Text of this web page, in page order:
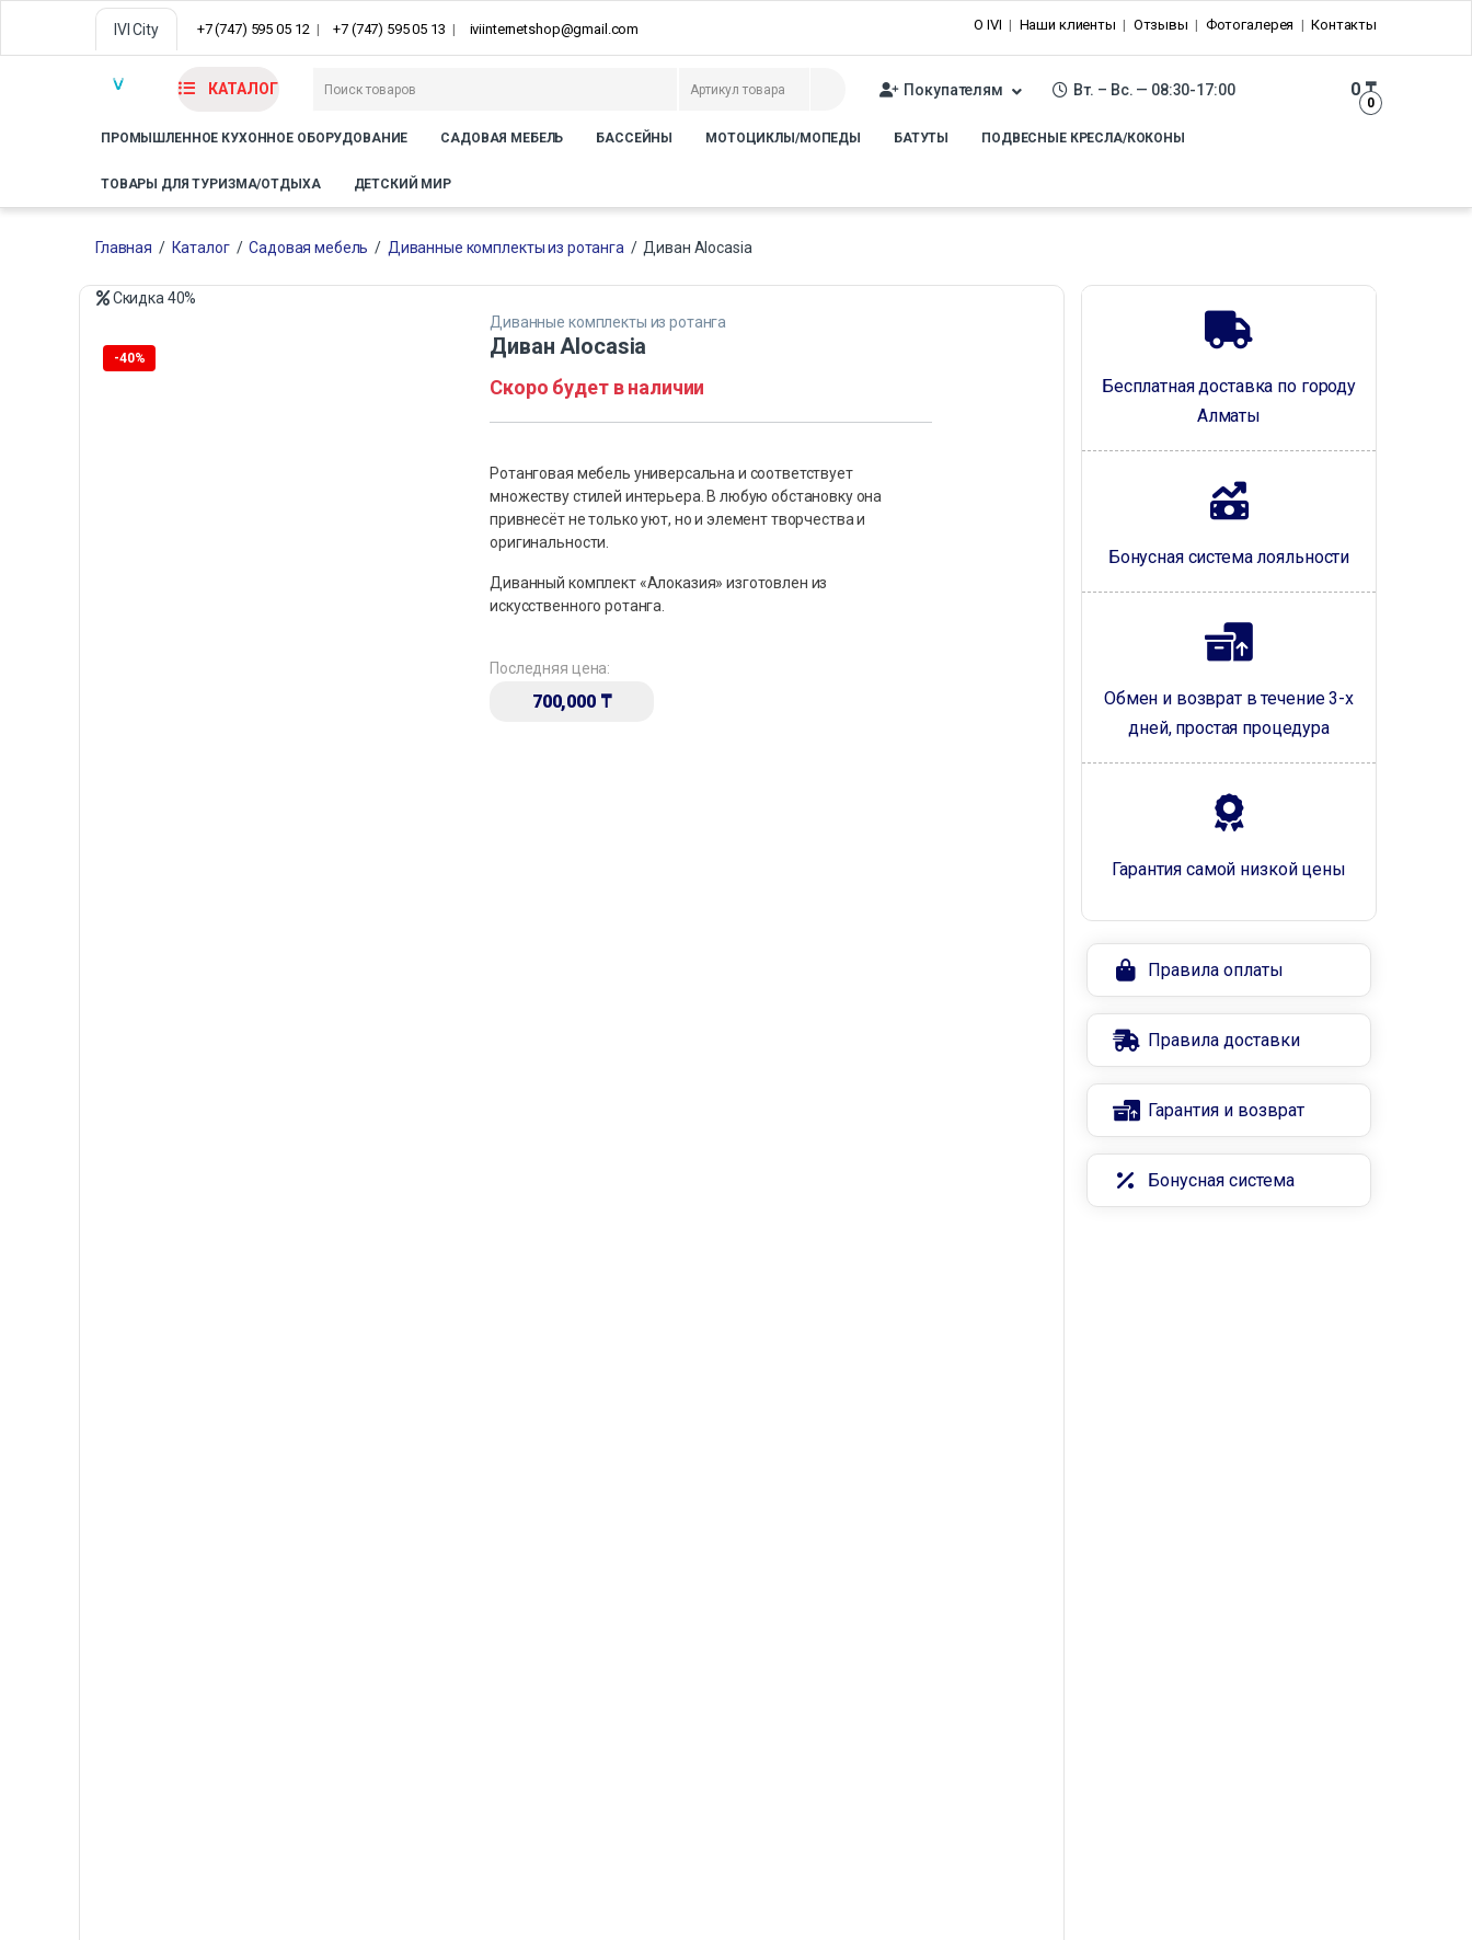
IVI City +7 (747) 595 05 12 +7 (747) 595 05 13 iviinternetshop@gmail.com О IVI Наши клиенты Отзывы Фотогалерея Контакты
КАТАЛОГ Покупателям Вт. – Вс. — 08:30-17:00
0
0₸
ПРОМЫШЛЕННОЕ КУХОННОЕ ОБОРУДОВАНИЕ САДОВАЯ МЕБЕЛЬ БАССЕЙНЫ МОТОЦИКЛЫ/МОПЕДЫ БАТУТЫ ПОДВЕСНЫЕ КРЕСЛА/КОКОНЫ
ТОВАРЫ ДЛЯ ТУРИЗМА/ОТДЫХА ДЕТСКИЙ МИР
Главная / Каталог / Садовая мебель / Диванные комплекты из ротанга / Диван Alocasia
Скидка 40%
-40%
Диванные комплекты из ротанга
Диван Alocasia
Скоро будет в наличии
Ротанговая мебель универсальна и соответствует
множеству стилей интерьера. В любую обстановку она
привнесёт не только уют, но и элемент творчества и
оригинальности.
Диванный комплект «Алоказия» изготовлен из
искусственного ротанга.
Последняя цена:
700,000 ₸
Бесплатная доставка по городу
Алматы
Бонусная система лояльности
Обмен и возврат в течение 3-х
дней, простая процедура
Гарантия самой низкой цены
Правила оплаты
Правила доставки
Гарантия и возврат
Бонусная система